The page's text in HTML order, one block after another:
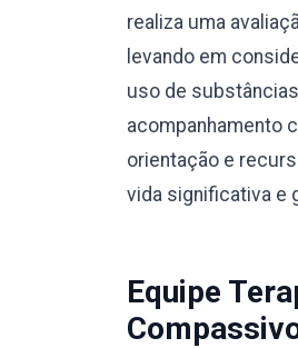
realiza uma
levando em
uso de
acompanhamento
orientação e
vida significativa e
Equipe